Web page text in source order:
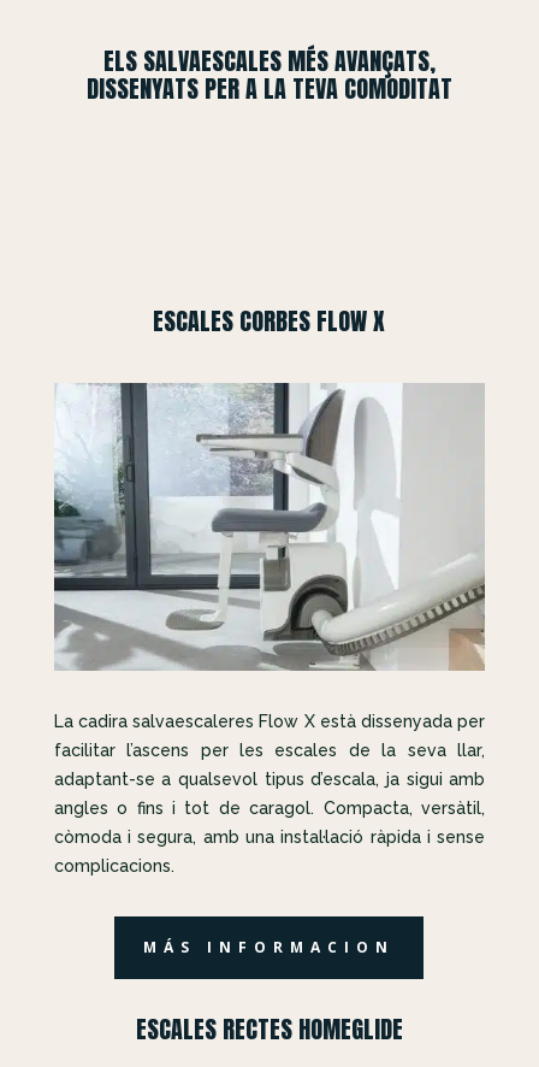
ELS SALVAESCALES MÉS AVANÇATS,
DISSENYATS PER A LA TEVA COMODITAT
ESCALES CORBES FLOW X
La cadira salvaescaleres Flow X està dissenyada per
facilitar l’ascens per les escales de la seva llar,
adaptant-se a qualsevol tipus d’escala, ja sigui amb
angles o fins i tot de caragol. Compacta, versàtil,
còmoda i segura, amb una instal·lació ràpida i sense
complicacions.
MÁS INFORMACION
ESCALES RECTES HOMEGLIDE